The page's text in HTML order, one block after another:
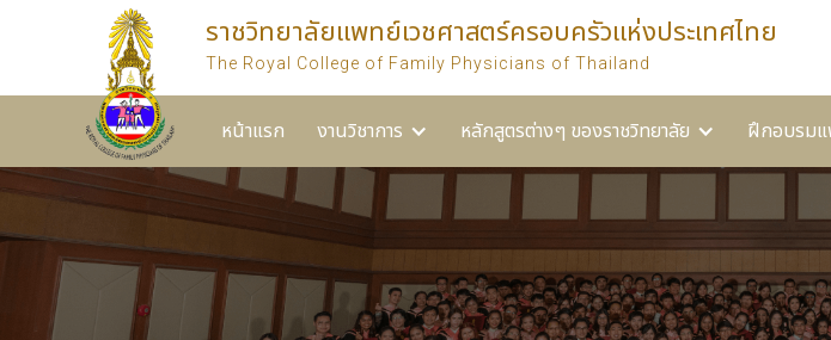
ราชวิทยาลัยแพทย์เวชศาสตร์ครอบครัวแห่งประเทศไทย
The Royal College of Family Physicians of Thailand
หน้าแรก งานวิชาการ หลักสูตรต่างๆ ของราชวิทยาลัย ฝึกอบรมแ
หน้าแรก งานวิชาการ หลักสูตรต่างๆ ของราชวิทยาลัย ฝึกอบรมแพทย์ประจำบ้าน